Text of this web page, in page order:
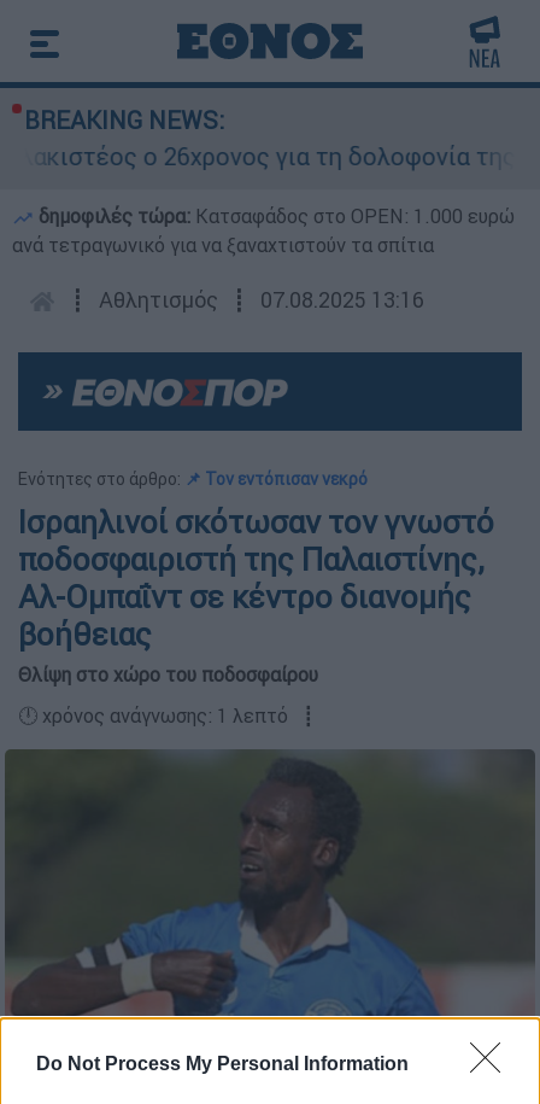
Do Not Process My Personal Information
BREAKING NEWS:
ο 26χρονος για τη δολοφονία της
δημοφιλές τώρα: Κατσαφάδος στο OPEN: 1.000 ευρώ
ανά τετραγωνικό για να ξαναχτιστούν τα σπίτια
┋ Αθλητισμός ┋ 07.08.2025 13:16
Ενότητες στο άρθρο: 📌 Τον εντόπισαν νεκρό
Ισραηλινοί σκότωσαν τον γνωστό
ποδοσφαιριστή της Παλαιστίνης,
Αλ-Ομπαΐντ σε κέντρο διανομής
βοήθειας
Θλίψη στο χώρο του ποδοσφαίρου
🕛 χρόνος ανάγνωσης: 1 λεπτό ┋
Σουλεϊμάν Αλ-Ομπαΐντ